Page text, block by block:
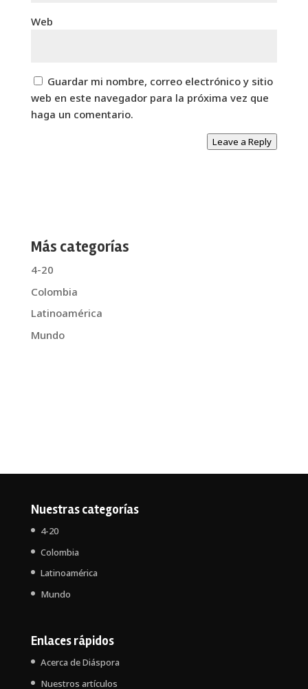
Web
Guardar mi nombre, correo electrónico y sitio
web en este navegador para la próxima vez que
haga un comentario.
Leave a Reply
Más categorías
4-20
Colombia
Latinoamérica
Mundo
Nuestras categorías
4-20
Colombia
Latinoamérica
Mundo
Enlaces rápidos
Acerca de Diáspora
Nuestros artículos